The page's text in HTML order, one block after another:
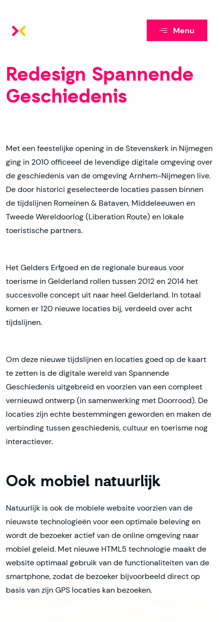
Menu
Redesign Spannende
Geschiedenis
Met een feestelijke opening in de Stevenskerk in Nijmegen
ging in 2010 officeeel de levendige digitale omgeving over
de geschiedenis van de omgeving Arnhem-Nijmegen live.
De door historici geselecteerde locaties passen binnen
de tijdslijnen Romeinen & Bataven, Middeleeuwen en
Tweede Wereldoorlog (Liberation Route) en lokale
toeristische partners.
Het Gelders Erfgoed en de regionale bureaus voor
toerisme in Gelderland rollen tussen 2012 en 2014 het
succesvolle concept uit naar heel Gelderland. In totaal
komen er 120 nieuwe locaties bij, verdeeld over acht
tijdslijnen.
Om deze nieuwe tijdslijnen en locaties goed op de kaart
te zetten is de digitale wereld van Spannende
Geschiedenis uitgebreid en voorzien van een compleet
vernieuwd ontwerp (in samenwerking met Doorrood). De
locaties zijn echte bestemmingen geworden en maken de
verbinding tussen geschiedenis, cultuur en toerisme nog
interactiever.
Ook mobiel natuurlijk
Natuurlijk is ook de mobiele website voorzien van de
nieuwste technologieën voor een optimale beleving en
wordt de bezoeker actief van de online omgeving naar
mobiel geleid. Met nieuwe HTML5 technologie maakt de
website optimaal gebruik van de functionaliteiten van de
smartphone, zodat de bezoeker bijvoorbeeld direct op
basis van zijn GPS locaties kan bezoeken.